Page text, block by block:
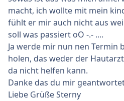
macht, ich wollte mit mein
fühlt er mir auch nicht aus
soll was passiert oO -.- ....
Ja werde mir nun nen Termin
holen, das weder der
da nicht helfen kann.
Danke das du mir
Liebe Grüße Sterny